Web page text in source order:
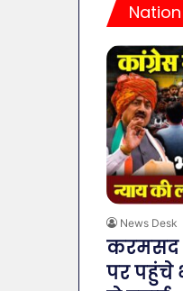
Nation
News Desk
करमसद
पर पहुंचे